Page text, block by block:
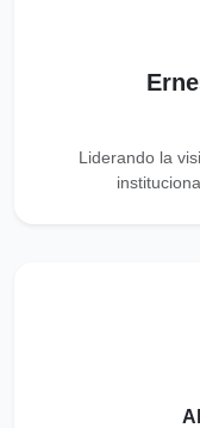
Liderando la